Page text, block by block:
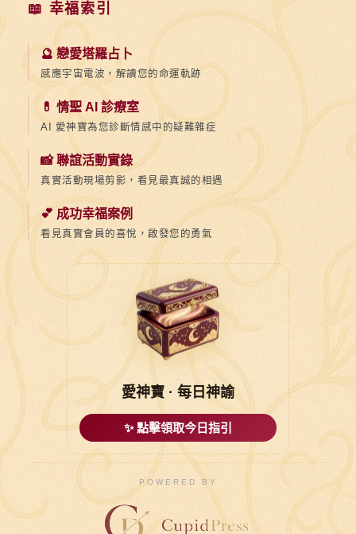
📖 幸福索引
🔮 戀愛塔羅占卜
感應宇宙電波，解讀您的命運軌跡
💊 情聖 AI 診療室
AI 愛神寶為您診斷情感中的疑難雜症
📸 聯誼活動實錄
真實活動現場剪影，看見最真誠的相遇
💕 成功幸福案例
看見真實會員的喜悅，啟發您的勇氣
愛神寶 · 每日神諭
✨ 點擊領取今日指引
POWERED BY